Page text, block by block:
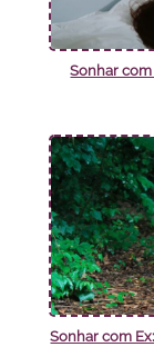
Sonhar
Sonhar com